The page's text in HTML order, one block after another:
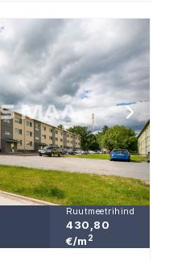
Ruutmeetrihind
430,80
€/m 2